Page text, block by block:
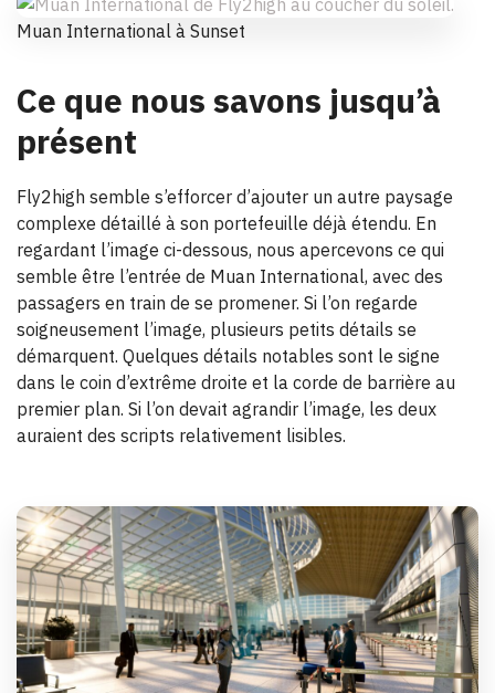
Muan International à Sunset
Ce que nous savons jusqu’à
présent
Fly2high semble s’efforcer d’ajouter un autre paysage
complexe détaillé à son portefeuille déjà étendu. En
regardant l’image ci-dessous, nous apercevons ce qui
semble être l’entrée de Muan International, avec des
passagers en train de se promener. Si l’on regarde
soigneusement l’image, plusieurs petits détails se
démarquent. Quelques détails notables sont le signe
dans le coin d’extrême droite et la corde de barrière au
premier plan. Si l’on devait agrandir l’image, les deux
auraient des scripts relativement lisibles.